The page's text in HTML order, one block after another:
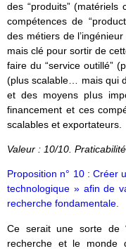
des “produits”
compétences de
des métiers de
mais clé pour sortir de
faire du “service outillé”
(plus scalable… mais qui
et des moyens plus
financement et ces
scalables et exportateurs.
Valeur : 10/10.
Proposition n° 10 : Créer
technologique » afin de
recherche fondamentale.
Ce serait une sorte de
recherche et le monde